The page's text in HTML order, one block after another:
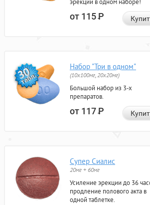
эрекции в одном наборе!
от 115Р
Набор "Три в одном"
(10x100мг, 20x20мг)
Большой набор из 3-х
препаратов.
от 117Р
Супер Сиалис
20мг + 60мг
Усиление эрекции до 36
продление полового акта в
одной таблетке.